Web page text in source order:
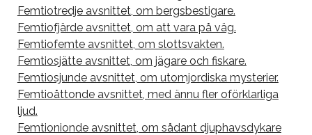
Femtiotredje avsnittet, om bergsbestigare.
Femtiofjärde avsnittet, om att vara på väg.
Femtiofemte avsnittet, om slottsvakten.
Femtiosjätte avsnittet, om jägare och fiskare.
Femtiosjunde avsnittet, om utomjordiska mysterier.
Femtioåttonde avsnittet, med ännu fler oförklarliga
ljud.
Femtionionde avsnittet, om sådant djuphavsdykare